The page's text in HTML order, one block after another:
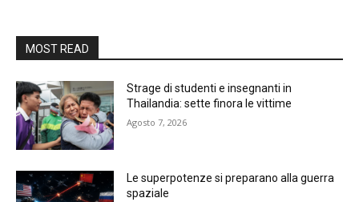
MOST READ
Strage di studenti e insegnanti in
Thailandia: sette finora le vittime
Agosto 7, 2026
Le superpotenze si preparano alla guerra
spaziale